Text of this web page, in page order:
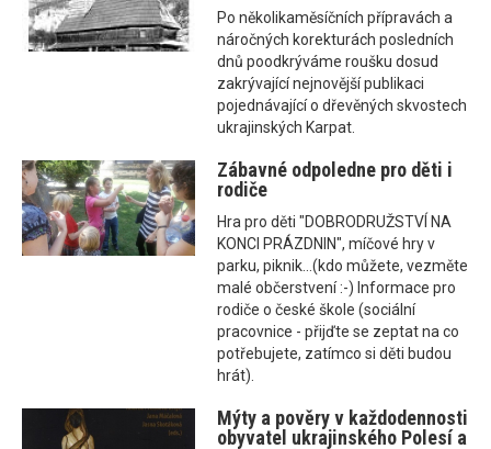
Po několikaměsíčních přípravách a
náročných korekturách posledních
dnů poodkrýváme roušku dosud
zakrývající nejnovější publikaci
pojednávající o dřevěných skvostech
ukrajinských Karpat.
Zábavné odpoledne pro děti i
rodiče
Hra pro děti "DOBRODRUŽSTVÍ NA
KONCI PRÁZDNIN", míčové hry v
parku, piknik...(kdo můžete, vezměte
malé občerstvení :-) Informace pro
rodiče o české škole (sociální
pracovnice - přijďte se zeptat na co
potřebujete, zatímco si děti budou
hrát).
Mýty a pověry v každodennosti
obyvatel ukrajinského Polesí a